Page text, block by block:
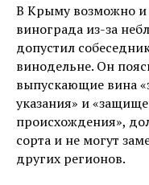
В Крыму возможно
винограда из-за
допустил
винодельне. Он
выпускающие вина
указания» и
происхождения»,
сорта и не могут
других регионов.